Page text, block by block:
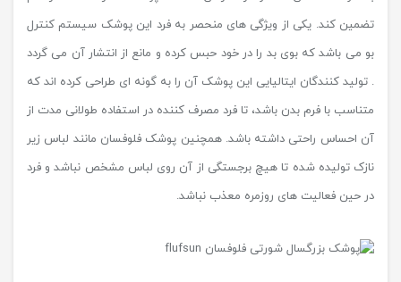
تضمین کند. یکی از ویژگی های منحصر به فرد این پوشک سیستم کنترل
بو می باشد که بوی بد را در خود حبس کرده و مانع از انتشار آن می گردد
. تولید کنندگان ایتالیایی این پوشک آن را به گونه ای طراحی کرده اند که
متناسب با فرم بدن باشد، تا فرد مصرف کننده در استفاده طولانی مدت از
آن احساس راحتی داشته باشد. همچنین پوشک فلوفسان مانند لباس زیر
نازک تولیده شده تا هیچ برجستگی از آن روی لباس مشخص نباشد و فرد
در حین فعالیت های روزمره معذب نباشد.